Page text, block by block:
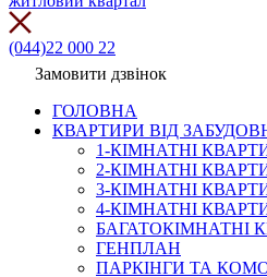
(044)22 000 22
Замовити дзвінок
ГОЛОВНА
КВАРТИРИ ВІД
1-КІМНАТНІ
2-КІМНАТНІ
3-КІМНАТНІ
4-КІМНАТНІ
БАГАТОКІМНАТНІ
ГЕНПЛАН
ПАРКІНГИ ТА